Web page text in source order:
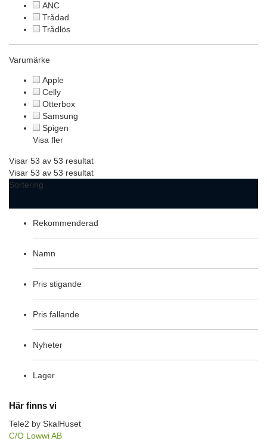
ANC
Trådad
Trådlös
Varumärke
Apple
Celly
Otterbox
Samsung
Spigen
Visa fler
Visar 53 av 53 resultat
Visar 53 av 53 resultat
Sortering
Rekommenderad
Namn
Pris stigande
Pris fallande
Nyheter
Lager
Här finns vi
Tele2 by SkalHuset
C/O Lowwi AB